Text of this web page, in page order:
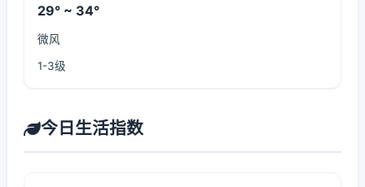
29° ~ 34°
微风
1-3级
今日生活指数